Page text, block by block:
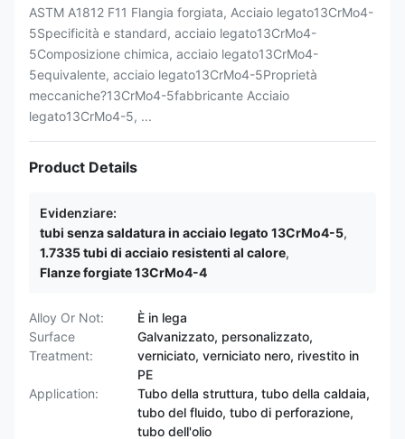
ASTM A1812 F11 Flangia forgiata, Acciaio legato13CrMo4-
5Specificità e standard, acciaio legato13CrMo4-
5Composizione chimica, acciaio legato13CrMo4-
5equivalente, acciaio legato13CrMo4-5Proprietà
meccaniche?13CrMo4-5fabbricante Acciaio
legato13CrMo4-5, ...
Product Details
Evidenziare:
tubi senza saldatura in acciaio legato 13CrMo4-5,
1.7335 tubi di acciaio resistenti al calore,
Flanze forgiate 13CrMo4-4
Alloy Or Not:
È in lega
Surface
Treatment:
Galvanizzato, personalizzato,
verniciato, verniciato nero, rivestito in
PE
Application:
Tubo della struttura, tubo della caldaia,
tubo del fluido, tubo di perforazione,
tubo dell'olio